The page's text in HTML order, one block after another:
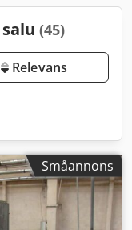
(45)
Relevans
Småannons